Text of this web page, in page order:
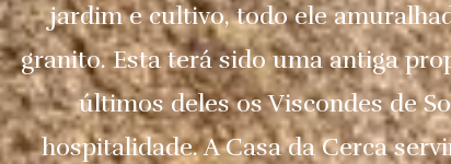
jardim e cultivo, todo ele
granito. Esta terá sido uma antiga
últimos deles os Viscondes de
hospitalidade. A Casa da Cerca